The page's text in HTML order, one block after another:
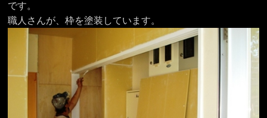
です。
職人さんが、枠を塗装しています。